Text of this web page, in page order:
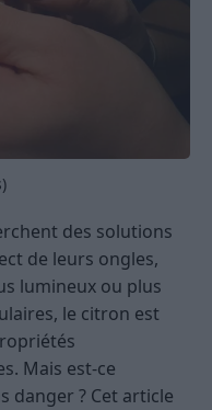
des solutions
de leurs ongles,
lumineux ou plus
le citron est
Mais est-ce
danger ? Cet article